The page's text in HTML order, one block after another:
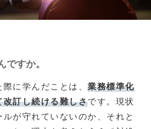
すか。
に学んだことは、業務標準化
訂し続ける難しさです。現状
が守れていないのか、それと